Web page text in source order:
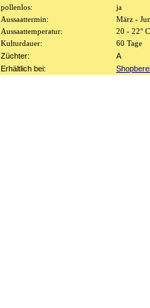
pollenlos:
ja
Aussaattermin:
März -
Aussaattemperatur:
20 - 22° C
Kulturdauer:
60 Tage
Züchter:
A
Erhältlich bei: